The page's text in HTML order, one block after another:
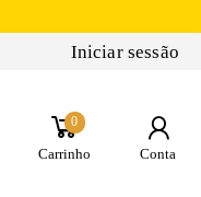
Iniciar sessão
0
Carrinho Conta